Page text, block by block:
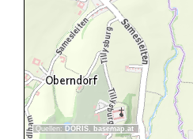
Quellen: DORIS, basemap.at